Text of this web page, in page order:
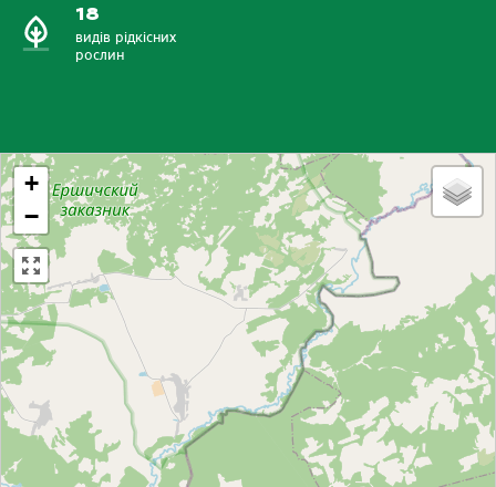
18
видів рідкісних
рослин
+
−